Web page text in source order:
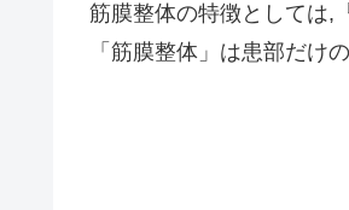
筋膜整体の特徴としては,
「筋膜整体」は患部だけ